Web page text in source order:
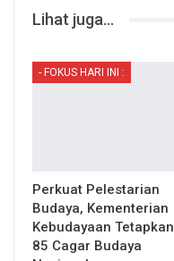
Lihat juga...
- FOKUS HARI INI :
Perkuat Pelestarian
Budaya, Kementerian
Kebudayaan Tetapkan
85 Cagar Budaya